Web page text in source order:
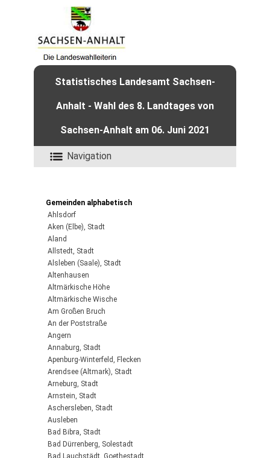
Statistisches Landesamt Sachsen-
Anhalt - Wahl des 8. Landtages von
Sachsen-Anhalt am 06. Juni 2021
Navigation
Gemeinden alphabetisch
Ahlsdorf
Aken (Elbe), Stadt
Aland
Allstedt, Stadt
Alsleben (Saale), Stadt
Altenhausen
Altmärkische Höhe
Altmärkische Wische
Am Großen Bruch
An der Poststraße
Angern
Annaburg, Stadt
Apenburg-Winterfeld, Flecken
Arendsee (Altmark), Stadt
Arneburg, Stadt
Arnstein, Stadt
Aschersleben, Stadt
Ausleben
Bad Bibra, Stadt
Bad Dürrenberg, Solestadt